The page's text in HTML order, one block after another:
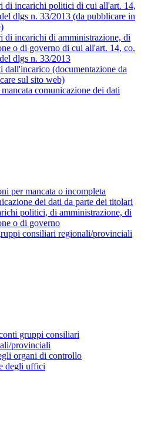
di incarichi politici di cui all'art. 14,
dlgs n. 33/2013 (da pubblicare in
di incarichi di amministrazione, di
o di governo di cui all'art. 14, co.
dlgs n. 33/2013
dall'incarico (documentazione da
sul sito web)
comunicazione dei dati
per mancata o incompleta
dei dati da parte dei titolari
politici, di amministrazione, di
o di governo
consiliari regionali/provinciali
gruppi consiliari
provinciali
organi di controllo
degli uffici